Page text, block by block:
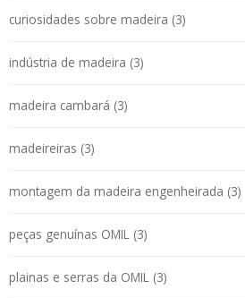
curiosidades sobre madeira (3)
indústria de madeira (3)
madeira cambará (3)
madeireiras (3)
montagem da madeira engenheirada (3)
peças genuínas OMIL (3)
plainas e serras da OMIL (3)